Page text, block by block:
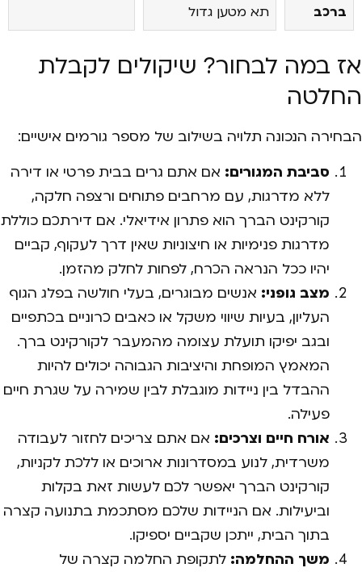
ברכב
תא מטען גדול
אז במה לבחור? שיקולים לקבלת
החלטה
הבחירה הנכונה תלויה בשילוב של מספר גורמים אישיים:
סביבת המגורים: אם אתם גרים בבית פרטי או דירה
ללא מדרגות, עם מרחבים פתוחים ורצפה חלקה,
קורקינט הברך הוא פתרון אידיאלי. אם דירתכם כוללת
מדרגות פנימיות או חיצוניות שאין דרך לעקוף, קביים
יהיו ככל הנראה הכרח, לפחות לחלק מהזמן.
מצב גופני: אנשים מבוגרים, בעלי חולשה בפלג הגוף
העליון, בעיות שיווי משקל או כאבים כרוניים בכתפיים
ובגב יפיקו תועלת עצומה מהמעבר לקורקינט ברך.
המאמץ המופחת והיציבות הגבוהה יכולים להיות
ההבדל בין ניידות מוגבלת לבין שמירה על שגרת חיים
פעילה.
אורח חיים וצרכים: אם אתם צריכים לחזור לעבודה
משרדית, לנוע במסדרונות ארוכים או ללכת לקניות,
קורקינט הברך יאפשר לכם לעשות זאת בקלות
וביעילות. אם הניידות שלכם מסתכמת בתנועה קצרה
בתוך הבית, ייתכן שקביים יספיקו.
משך ההחלמה: לתקופת החלמה קצרה של